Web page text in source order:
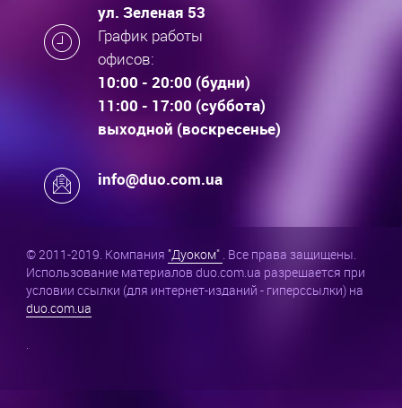
ул. Зеленая 53
График работы
офисов:
10:00 - 20:00 (будни)
11:00 - 17:00 (суббота)
выходной (воскресенье)
info@duo.com.ua
© 2011-2019. Компания "Дуоком" . Все права защищены.
Использование материалов duo.com.ua разрешается при
условии ссылки (для интернет-изданий - гиперссылки) на
duo.com.ua
.